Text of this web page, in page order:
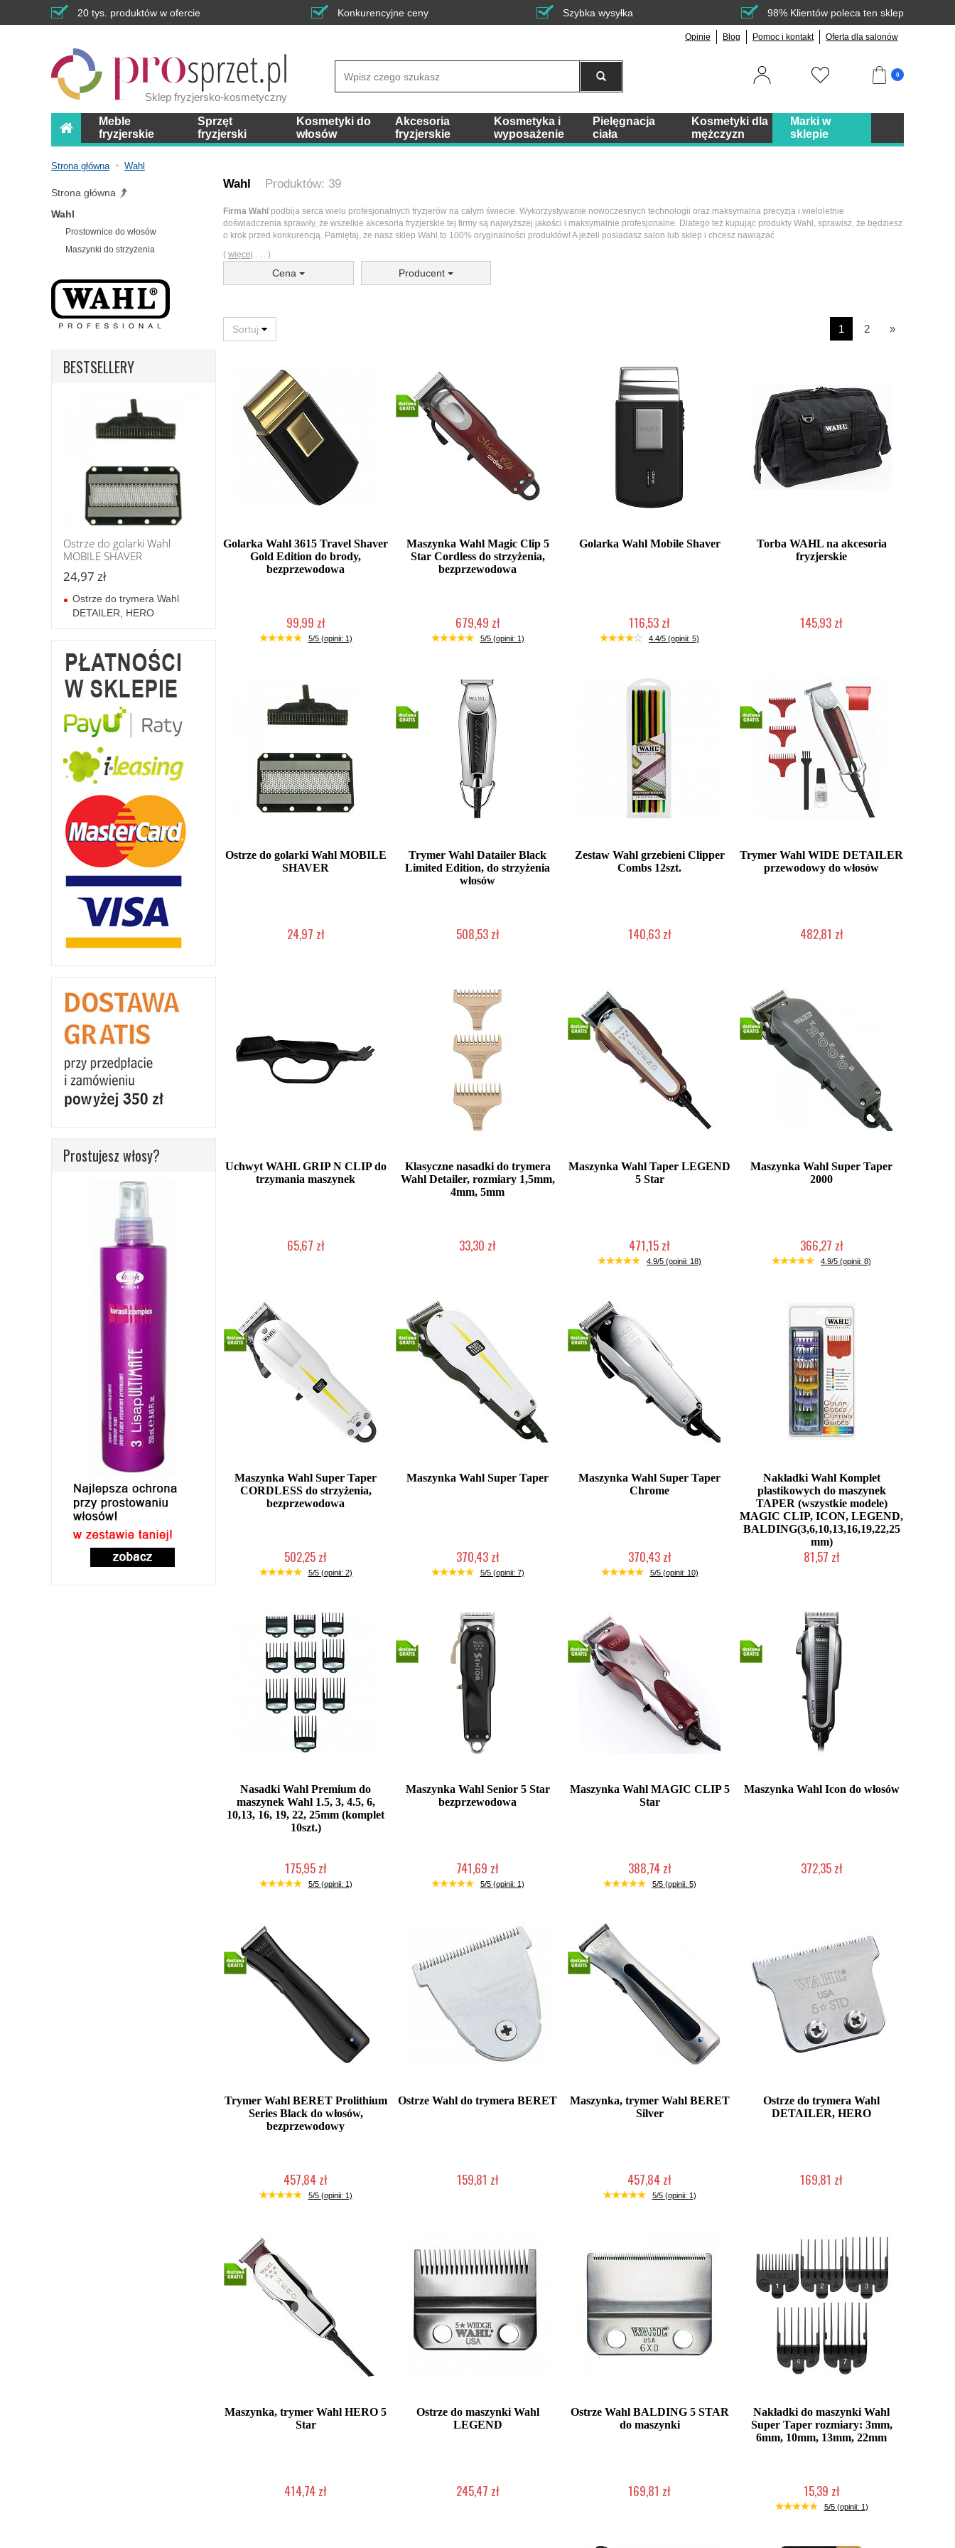
20 tys. produktów w ofercie Konkurencyjne ceny Szybka wysyłka 98% Klientów poleca ten sklep
Opinie Blog Pomoc i kontakt Oferta dla salonów
Sklep fryzjersko-kosmetyczny
0
Meble
fryzjerskie
Sprzęt
fryzjerski
Kosmetyki do
włosów
Akcesoria
fryzjerskie
Kosmetyka i
wyposażenie
Pielęgnacja
ciała
Kosmetyki dla
mężczyzn
Marki w
sklepie
Strona główna Wahl
Wahl Produktów: 39
Firma Wahl podbija serca wielu profesjonalnych fryzjerów na całym świecie. Wykorzystywanie nowoczesnych technologii oraz maksymalna precyzja i wieloletnie
doświadczenia sprawiły, że wszelkie akcesoria fryzjerskie tej firmy są najwyższej jakości i maksymalnie profesjonalne. Dlatego też kupując produkty Wahl, sprawisz, że będziesz
o krok przed konkurencją. Pamiętaj, że nasz sklep Wahl to 100% oryginalności produktów! A jeżeli posiadasz salon lub sklep i chcesz nawiązać
( więcej . . . )
Cena Producent
1 2 »
Golarka Wahl 3615 Travel Shaver
Gold Edition do brody,
bezprzewodowa
99,99 zł
Duża ilość (wysyłka w 24h)
5/5 (opinii: 1)
Maszynka Wahl Magic Clip 5
Star Cordless do strzyżenia,
bezprzewodowa
679,49 zł
Duża ilość (wysyłka w 24h)
5/5 (opinii: 1)
Golarka Wahl Mobile Shaver
116,53 zł
Duża ilość (wysyłka w 24h)
4.4/5 (opinii: 5)
Torba WAHL na akcesoria
fryzjerskie
145,93 zł
Ostrze do golarki Wahl MOBILE
SHAVER
24,97 zł
Trymer Wahl Datailer Black
Limited Edition, do strzyżenia
włosów
508,53 zł
Zestaw Wahl grzebieni Clipper
Combs 12szt.
140,63 zł
Trymer Wahl WIDE DETAILER
przewodowy do włosów
482,81 zł
Uchwyt WAHL GRIP N CLIP do
trzymania maszynek
65,67 zł
Klasyczne nasadki do trymera
Wahl Detailer, rozmiary 1,5mm,
4mm, 5mm
33,30 zł
Maszynka Wahl Taper LEGEND
5 Star
471,15 zł
Duża ilość (wysyłka w 24h)
4.9/5 (opinii: 18)
Maszynka Wahl Super Taper
2000
366,27 zł
Mała ilość (wysyłka w 24h)
4.9/5 (opinii: 8)
Maszynka Wahl Super Taper
CORDLESS do strzyżenia,
bezprzewodowa
502,25 zł
Duża ilość (wysyłka w 24h)
5/5 (opinii: 2)
Maszynka Wahl Super Taper
370,43 zł
2-5 dni roboczych
5/5 (opinii: 7)
Maszynka Wahl Super Taper
Chrome
370,43 zł
Duża ilość (wysyłka w 24h)
5/5 (opinii: 10)
Nakładki Wahl Komplet
plastikowych do maszynek
TAPER (wszystkie modele)
MAGIC CLIP, ICON, LEGEND,
BALDING(3,6,10,13,16,19,22,25
mm)
81,57 zł
Nasadki Wahl Premium do
maszynek Wahl 1.5, 3, 4.5, 6,
10,13, 16, 19, 22, 25mm (komplet
10szt.)
175,95 zł
Duża ilość (wysyłka w 24h)
5/5 (opinii: 1)
Maszynka Wahl Senior 5 Star
bezprzewodowa
741,69 zł
Mała ilość (wysyłka w 24h)
5/5 (opinii: 1)
Maszynka Wahl MAGIC CLIP 5
Star
388,74 zł
Duża ilość (wysyłka w 24h)
5/5 (opinii: 5)
Maszynka Wahl Icon do włosów
372,35 zł
Trymer Wahl BERET Prolithium
Series Black do włosów,
bezprzewodowy
457,84 zł
Duża ilość (wysyłka w 24h)
5/5 (opinii: 1)
Ostrze Wahl do trymera BERET
159,81 zł
Maszynka, trymer Wahl BERET
Silver
457,84 zł
Duża ilość (wysyłka w 24h)
5/5 (opinii: 1)
Ostrze do trymera Wahl
DETAILER, HERO
169,81 zł
Maszynka, trymer Wahl HERO 5
Star
414,74 zł
Ostrze do maszynki Wahl
LEGEND
245,47 zł
Ostrze Wahl BALDING 5 STAR
do maszynki
169,81 zł
Nakładki do maszynki Wahl
Super Taper rozmiary: 3mm,
6mm, 10mm, 13mm, 22mm
15,39 zł
Duża ilość (wysyłka w 24h)
5/5 (opinii: 1)
Strona główna
Wahl
Prostownice do włosów
Maszynki do strzyżenia
BESTSELLERY
Ostrze do golarki Wahl
MOBILE SHAVER
24,97 zł
Ostrze do trymera Wahl
DETAILER, HERO
Prostujesz włosy?